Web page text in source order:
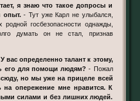
я знаю что такое допросы и
опыт.- Тут уже Карл не улыбался,
госбезопасности однажды,
думать он не стал, признав
его для помощи людям? - Пожал
но мы уже на прицеле всей
на опережение мне нравится. К
силами и без лишних людей.